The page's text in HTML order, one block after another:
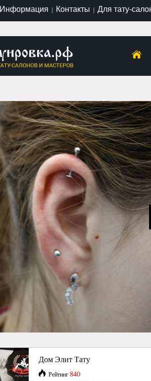
Информация | Контакты | Для тату-
Дом Элит Тату
Рейтинг840